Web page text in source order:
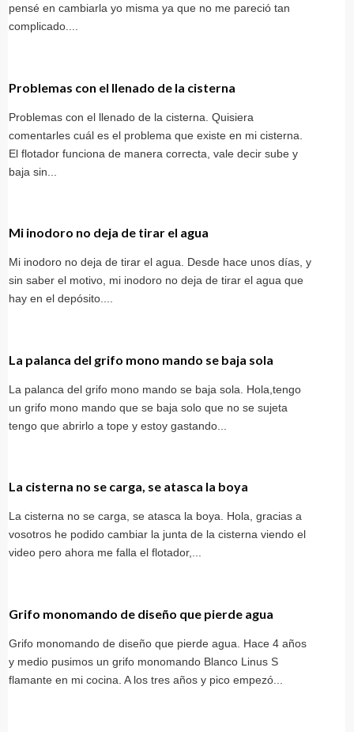
pensé en cambiarla yo misma ya que no me pareció tan
complicado....
Problemas con el llenado de la cisterna
Problemas con el llenado de la cisterna. Quisiera
comentarles cuál es el problema que existe en mi cisterna.
El flotador funciona de manera correcta, vale decir sube y
baja sin...
Mi inodoro no deja de tirar el agua
Mi inodoro no deja de tirar el agua. Desde hace unos días, y
sin saber el motivo, mi inodoro no deja de tirar el agua que
hay en el depósito....
La palanca del grifo mono mando se baja sola
La palanca del grifo mono mando se baja sola. Hola,tengo
un grifo mono mando que se baja solo que no se sujeta
tengo que abrirlo a tope y estoy gastando...
La cisterna no se carga, se atasca la boya
La cisterna no se carga, se atasca la boya. Hola, gracias a
vosotros he podido cambiar la junta de la cisterna viendo el
video pero ahora me falla el flotador,...
Grifo monomando de diseño que pierde agua
Grifo monomando de diseño que pierde agua. Hace 4 años
y medio pusimos un grifo monomando Blanco Linus S
flamante en mi cocina. A los tres años y pico empezó...